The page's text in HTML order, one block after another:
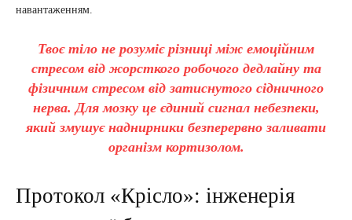
навантаженням.
Твоє тіло не розуміє різниці між емоційним
стресом від жорсткого робочого дедлайну та
фізичним стресом від затиснутого сідничного
нерва. Для мозку це єдиний сигнал небезпеки,
який змушує наднирники безперервно заливати
організм кортизолом.
Протокол «Крісло»: інженерія